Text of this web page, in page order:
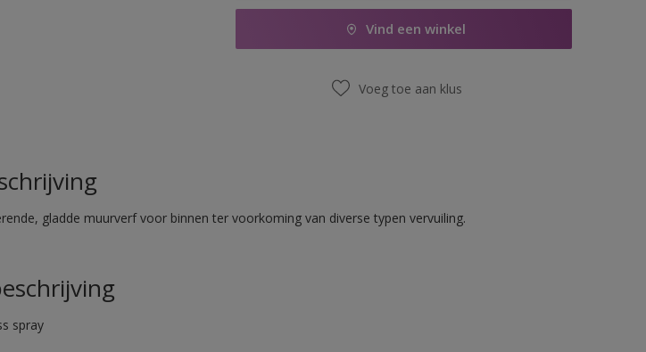
Vind een winkel
Voeg toe aan klus
gladde muurverf voor binnen ter voorkoming van diverse typen vervuiling.
spray